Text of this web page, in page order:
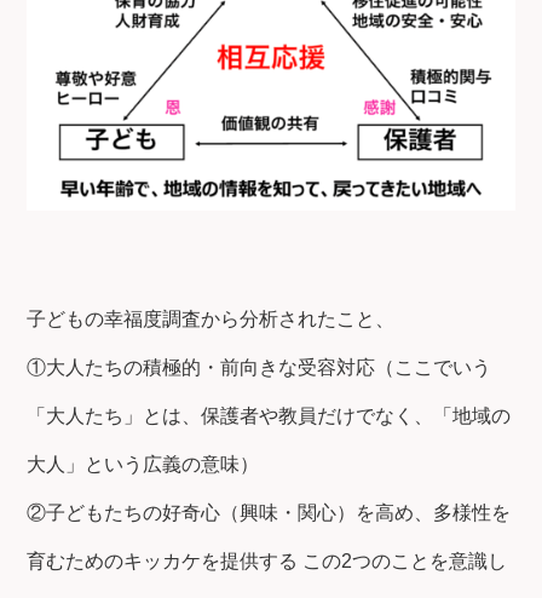
子どもの幸福度調査から分析されたこと、
①大人たちの積極的・前向きな受容対応（ここでいう
「大人たち」とは、保護者や教員だけでなく、「地域の
大人」という広義の意味）
②子どもたちの好奇心（興味・関心）を高め、多様性を
育むためのキッカケを提供する この2つのことを意識し